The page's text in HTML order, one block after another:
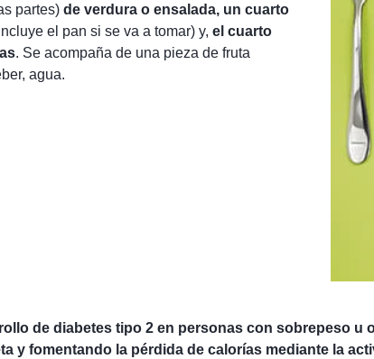
partes) de verdura o ensalada, un cuarto
el pan si se va a tomar) y, el cuarto
. Se acompaña de una pieza de fruta
agua.
de diabetes tipo 2 en personas con sobrepeso
y fomentando la pérdida de calorías mediante la